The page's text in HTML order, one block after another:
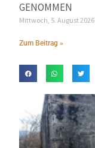
GENOMMEN
Mittwoch, 5. August 2026
Zum Beitrag »